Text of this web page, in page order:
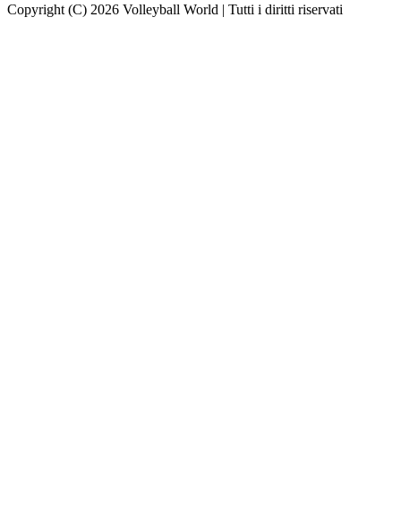
Copyright (C) 2026 Volleyball World | Tutti i diritti riservati